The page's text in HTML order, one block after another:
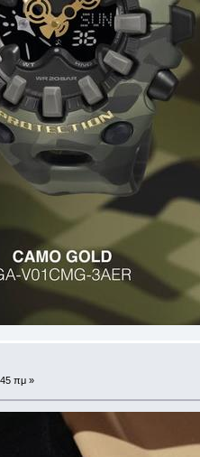
πμ »